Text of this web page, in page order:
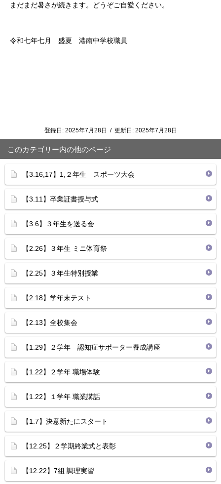
まだまだ暑さが続きます。どうぞご自愛ください。
令和七年七月 盛夏 港南中学校職員
登録日: 2025年7月28日 / 更新日: 2025年7月28日
このカテゴリー内の他のページ
【3.16,17】1,２年生 スポーツ大会
【3.11】卒業証書授与式
【3.6】３年生を送る会
【2.26】３年生 ミニ体育祭
【2.25】３年生特別授業
【2.18】学年末テスト
【2.13】全校集会
【1.29】２学年 認知症サポーター養成講座
【1.22】２学年 職場体験
【1.22】１学年 職業講話
【1.7】決意新たにスタート
【12.25】２学期終業式と表彰
【12.22】7組 調理実習